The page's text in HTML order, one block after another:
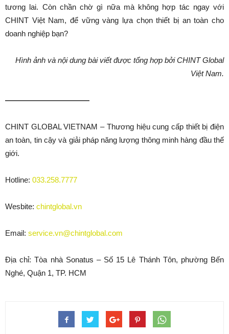
tương lai. Còn chần chờ gì nữa mà không hợp tác ngay với
CHINT Việt Nam, để vững vàng lựa chọn thiết bị an toàn cho
doanh nghiệp bạn?
Hình ảnh và nội dung bài viết được tổng hợp bởi CHINT Global
Việt Nam.
———————————
CHINT GLOBAL VIETNAM – Thương hiệu cung cấp thiết bị điện
an toàn, tin cậy và giải pháp năng lượng thông minh hàng đầu thế
giới.
Hotline: 033.258.7777
Wesbite: chintglobal.vn
Email: service.vn@chintglobal.com
Địa chỉ: Tòa nhà Sonatus – Số 15 Lê Thánh Tôn, phường Bến
Nghé, Quận 1, TP. HCM